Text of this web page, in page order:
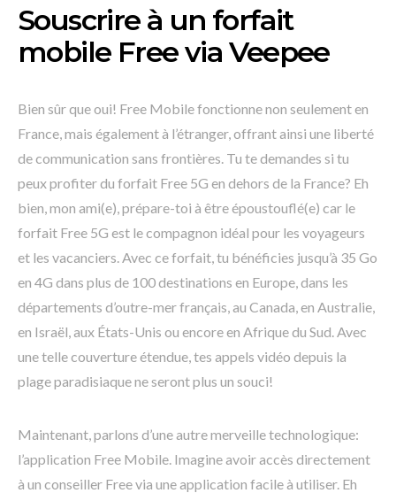
Souscrire à un forfait
mobile Free via Veepee
Bien sûr que oui! Free Mobile fonctionne non seulement en
France, mais également à l’étranger, offrant ainsi une liberté
de communication sans frontières. Tu te demandes si tu
peux profiter du forfait Free 5G en dehors de la France? Eh
bien, mon ami(e), prépare-toi à être époustouflé(e) car le
forfait Free 5G est le compagnon idéal pour les voyageurs
et les vacanciers. Avec ce forfait, tu bénéficies jusqu’à 35 Go
en 4G dans plus de 100 destinations en Europe, dans les
départements d’outre-mer français, au Canada, en Australie,
en Israël, aux États-Unis ou encore en Afrique du Sud. Avec
une telle couverture étendue, tes appels vidéo depuis la
plage paradisiaque ne seront plus un souci!
Maintenant, parlons d’une autre merveille technologique:
l’application Free Mobile. Imagine avoir accès directement
à un conseiller Free via une application facile à utiliser. Eh